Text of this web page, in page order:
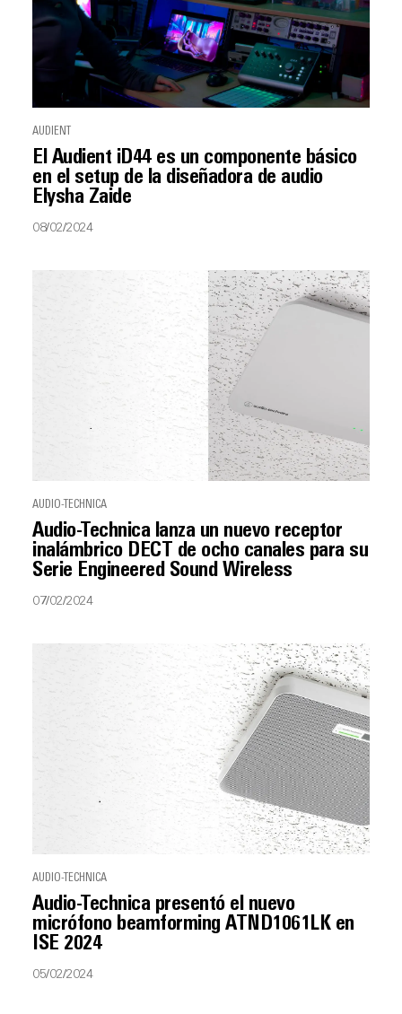
AUDIENT
El Audient iD44 es un componente básico
en el setup de la diseñadora de audio
Elysha Zaide
08/02/2024
AUDIO-TECHNICA
Audio-Technica lanza un nuevo receptor
inalámbrico DECT de ocho canales para su
Serie Engineered Sound Wireless
07/02/2024
AUDIO-TECHNICA
Audio-Technica presentó el nuevo
micrófono beamforming ATND1061LK en
ISE 2024
05/02/2024